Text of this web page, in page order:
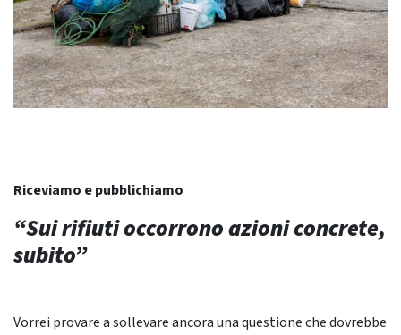
Riceviamo e pubblichiamo
“Sui rifiuti occorrono azioni concrete,
subito”
Vorrei provare a sollevare ancora una questione che dovrebbe